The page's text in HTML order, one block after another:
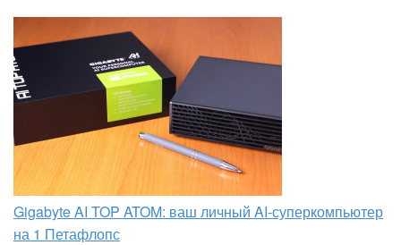
Gigabyte AI TOP ATOM: ваш личный AI-суперкомпьютер
на 1 Петафлопс